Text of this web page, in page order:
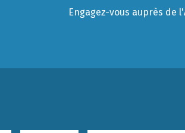
Engagez-vous auprès de